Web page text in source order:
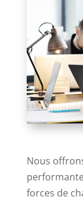
Nous
forces de